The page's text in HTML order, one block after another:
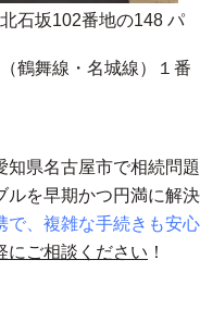
石坂102番地の148 パ
鶴舞線・名城線）１番
県名古屋市で相続問題
ルを早期かつ円満に解決
で、複雑な手続きも安心
にご相談ください ！